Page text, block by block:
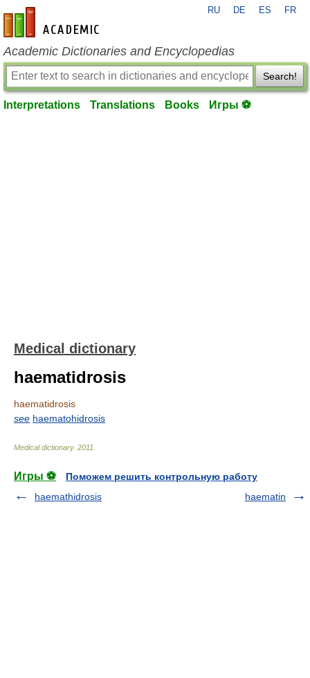
en-academic.com
RU DE ES FR
Academic Dictionaries and Encyclopedias
Search!
Interpretations Translations Books Игры ⚽
Medical dictionary
haematidrosis
haematidrosis
see haematohidrosis
Medical dictionary. 2011
Игры ⚽
Поможем решить контрольную работу
haemathidrosis
haematin